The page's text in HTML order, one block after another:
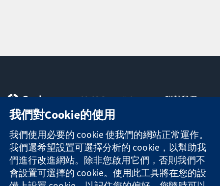
可信任實證
知情決定
更完善的健康照
護
11-13 Cavendish
Square
London
W1G 0AN
United Kingdom
聯繫我們
關於我們
工作機會
Cochrane
Library
我們對Cookie的使用
我們使用必要的 cookie 使我們的網站正常運作。
我們還希望設置可選擇分析的 cookie，以幫助我
們進行改進網站。除非您啟用它們，否則我們不
會設置可選擇的 cookie。使用此工具將在您的設